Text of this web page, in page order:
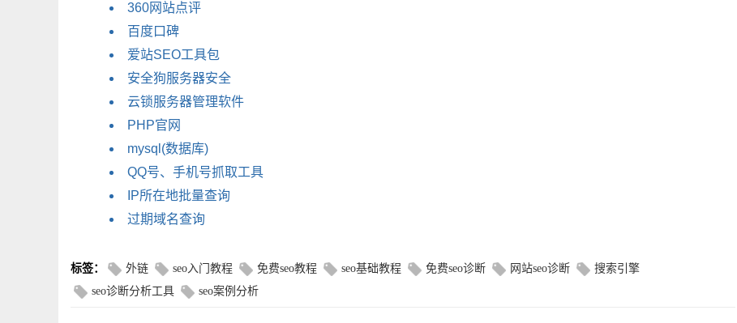
360网站点评
百度口碑
爱站SEO工具包
安全狗服务器安全
云锁服务器管理软件
PHP官网
mysql(数据库)
QQ号、手机号抓取工具
IP所在地批量查询
过期域名查询
标签： 外链 seo入门教程 免费seo教程 seo基础教程 免费seo诊断 网站seo诊断
搜索引擎
seo诊断分析工具
seo案例分析